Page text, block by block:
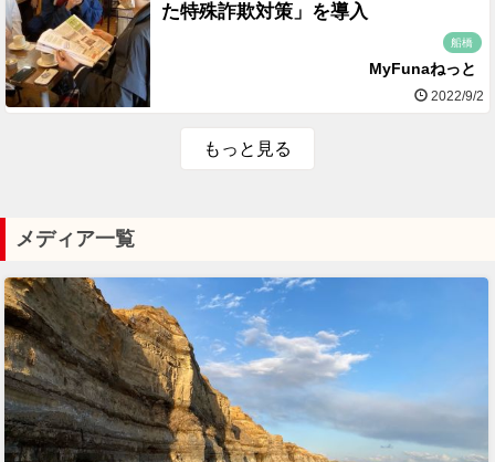
た特殊詐欺対策」を導入
船橋
MyFunaねっと
2022/9/2
もっと見る
メディア一覧